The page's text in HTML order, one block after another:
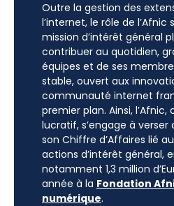
Outre la gestion des
l’internet, le rôle de l’Afnic
mission d’intérêt général
contribuer au quotidien,
équipes et de ses
stable, ouvert aux
communauté internet
premier plan. Ainsi,
lucratif, s’engage à verser
son Chiffre d’Affaires lié
actions d’intérêt général,
notamment 1,3 million
année à la Fondation
numérique.